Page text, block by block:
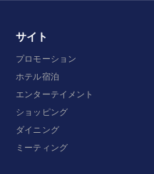
サイト
プロモーション
ホテル宿泊
エンターテイメント
ショッピング
ダイニング
ミーティング